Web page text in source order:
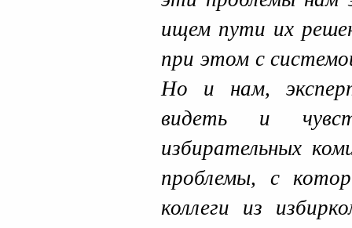
ищем пути их
при этом с
Но и нам,
видеть и
избирательных
проблемы, с
коллеги из